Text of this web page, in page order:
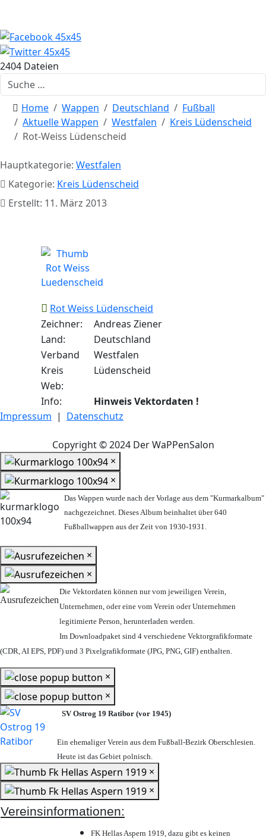
2404 Dateien
Suchen
Home Wappen Deutschland
Fußball
Aktuelle Wappen
Westfalen
Kreis Lüdenscheid
Rot-Weiss Lüdenscheid
Hauptkategorie: Westfalen
Kategorie: Kreis Lüdenscheid
Erstellt: 11. März 2013
Rot Weiss Lüdenscheid
Zeichner:
Andreas Ziener
Land:
Deutschland
Verband
Westfalen
Kreis
Lüdenscheid
Web:
Info:
Hinweis Vektordaten !
Impressum | Datenschutz
Copyright © 2024 Der WaPPenSalon
×
×
Das Wappen wurde nach der Vorlage aus dem "Kurmarkalbum"
nachgezeichnet. Dieses Album beinhaltet über 640
Fußballwappen aus der Zeit von 1930-1931.
×
×
Die Vektordaten können nur vom jeweiligen Verein,
Unternehmen, oder eine vom Verein oder Unternehmen
legitimierte Person, herunterladen werden.
Im Downloadpaket sind 4 verschiedene Vektorgrafikformate
(CDR, AI EPS, PDF) und 3 Pixelgrafikformate (JPG, PNG, GIF) enthalten.
×
×
SV Ostrog 19 Ratibor (vor 1945)
Ein ehemaliger Verein aus dem Fußball-Bezirk Oberschlesien.
Heute ist das Gebiet polnisch.
×
×
Vereinsinformationen:
FK Hellas Aspern 1919, dazu gibt es keinen